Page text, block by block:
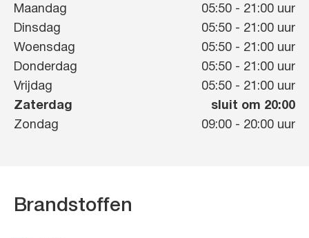
Maandag 05:50 - 21:00 uur
Dinsdag
05:50 - 21:00 uur
Woensdag
05:50 - 21:00 uur
Donderdag
05:50 - 21:00 uur
Vrijdag
05:50 - 21:00 uur
Zaterdag
sluit om 20:00
Zondag
09:00 - 20:00 uur
Brandstoffen